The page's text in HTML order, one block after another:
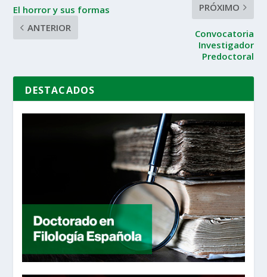
El horror y sus formas
ANTERIOR
PRÓXIMO
Convocatoria
Investigador
Predoctoral
DESTACADOS